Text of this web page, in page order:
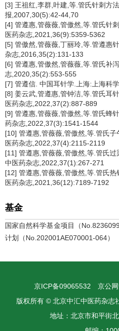
[3] 王祖红,李群,叶建,等.管氏针刺方
报,2007,30(5):42-44,70
[4] 管遵惠,管薇薇,管傲然,等.管氏针
医药杂志,2021,36(9):5359-5362
[5] 管傲然,管薇薇,丁丽玲,等.管遵惠
杂志,2016,35(2):131-133
[6] 管遵惠,管傲然,管薇薇,等.管氏补
志,2020,35(2):553-555
[7] 管遵信. 中国耳针学.上海:上海科
[8] 姜云武,管遵惠,管钟洁,等.管氏耳
医药杂志,2022,37(2):887-889
[9] 管遵惠,管薇薇,管傲然,等.管氏蜂
药杂志,2022,37(3):1541-1544
[10] 管遵惠,管薇薇,管傲然,等.管氏
医药杂志,2022,37(4):2115-2119
[11] 管遵惠,管薇薇,管傲然,等.管氏
中医药杂志,2022,37(1):267-271
[12] 管遵惠,管薇薇,管傲然,等.管氏
医药杂志,2021,36(12):7189-7192
基金
国家自然科学基金项目（
计划（No.202001AE070001-064）
京ICP备09065532 京公网
版权所有 © 北京中汇中医药杂志
地址：北京市和平街